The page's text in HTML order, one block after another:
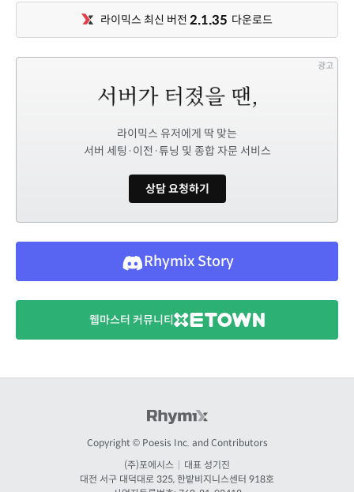
라이믹스 최신 버전 2.1.35 다운로드
광고
라이믹스 유저에게 딱 맞는
서버 세팅·이전·튜닝 및 종합 자문 서비스
상담 요청하기
Rhymix Story
웹마스터 커뮤니티
Copyright © Poesis Inc. and Contributors
(주)포에시스 | 대표 성기진
대전 서구 대덕대로 325, 한밭비지니스센터 918호